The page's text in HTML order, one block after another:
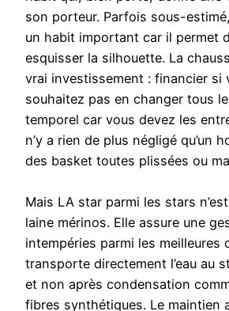
son porteur. Parfois sous-
un habit important car il permet
esquisser la silhouette. La
vrai investissement : financier si
souhaitez pas en changer tous
temporel car vous devez les
n’y a rien de plus négligé qu’un
des basket toutes plissées ou
Mais LA star parmi les stars
laine mérinos. Elle assure une
intempéries parmi les meilleures
transporte directement l’eau au
et non après condensation
fibres synthétiques. Le maintien